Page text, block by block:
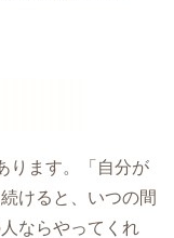
ります。「自分が
けると、いつの間
ならやってくれ